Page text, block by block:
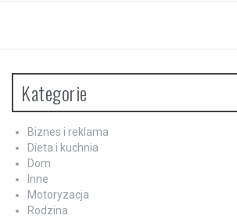
Kategorie
Biznes i reklama
Dieta i kuchnia
Dom
Inne
Motoryzacja
Rodzina